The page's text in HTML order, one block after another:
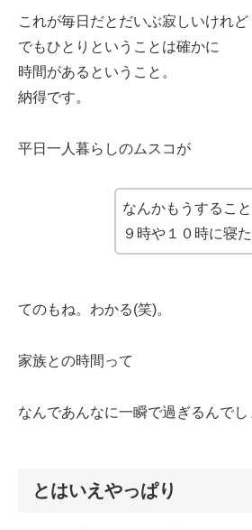
これが毎日だとだいぶ寂しいけれど
でもひとりということは確かに
時間があるということ。
納得です。
平日一人暮らしのムスコが
なんかもうするこ
９時や１０時に寝た
てのもね。わかる(笑)。
家族との時間って
なんであんなに一瞬で過ぎるんでし
とはいえやっぱり